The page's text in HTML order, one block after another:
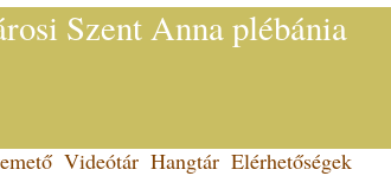
Szent Anna plébánia
Videótár Hangtár Elérhetőségek